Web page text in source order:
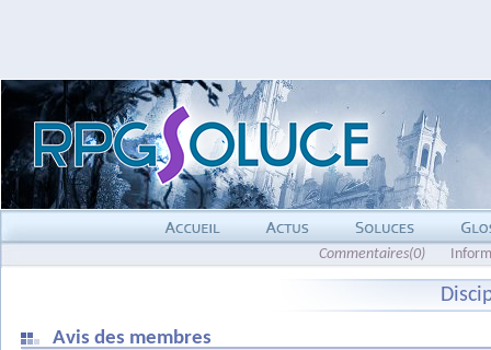
Commentaires(0)
Avis des membres